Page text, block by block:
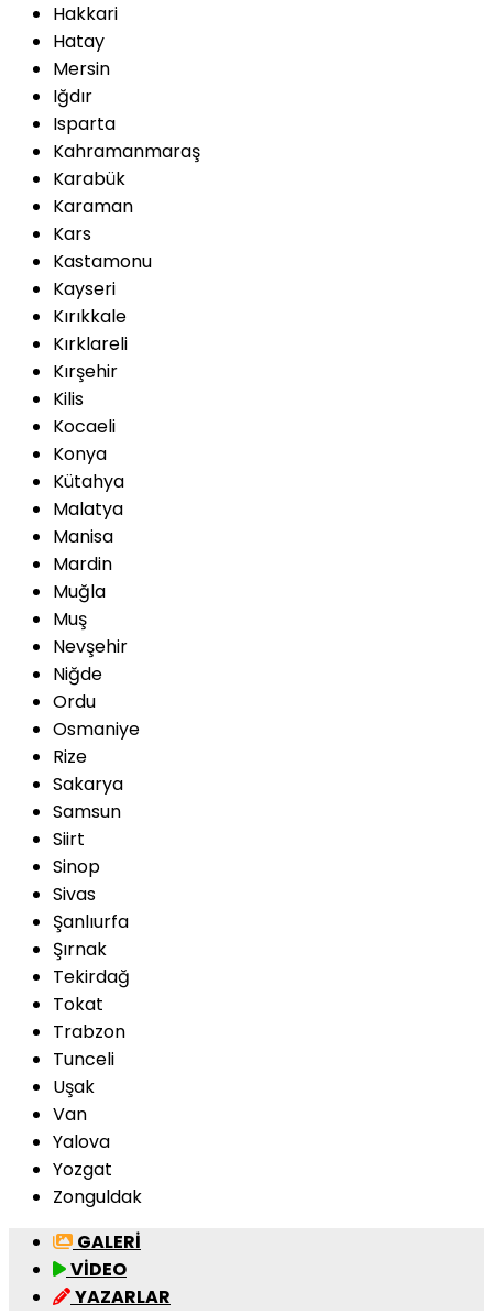
Hakkari
Hatay
Mersin
Iğdır
Isparta
Kahramanmaraş
Karabük
Karaman
Kars
Kastamonu
Kayseri
Kırıkkale
Kırklareli
Kırşehir
Kilis
Kocaeli
Konya
Kütahya
Malatya
Manisa
Mardin
Muğla
Muş
Nevşehir
Niğde
Ordu
Osmaniye
Rize
Sakarya
Samsun
Siirt
Sinop
Sivas
Şanlıurfa
Şırnak
Tekirdağ
Tokat
Trabzon
Tunceli
Uşak
Van
Yalova
Yozgat
Zonguldak
GALERİ
VİDEO
YAZARLAR